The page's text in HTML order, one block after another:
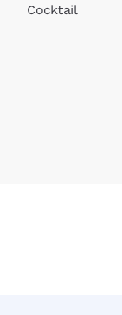
Cocktail